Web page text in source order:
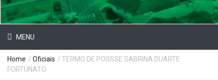
MENU
Home / Oficiais / TERMO DE POSSSE SABRINA DUARTE
FORTUNATO